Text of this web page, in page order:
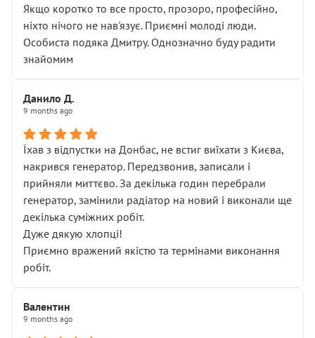
Якщо коротко то все просто, прозоро, професійно,
ніхто нічого не нав'язує. Приємні молоді люди.
Особиста подяка Дмитру. Однозначно буду радити
знайомим
Данило Д.
9 months ago
Їхав з відпустки на Донбас, не встиг виїхати з Києва,
накрився генератор. Передзвонив, записали і
прийняли миттєво. За декілька годин перебрали
генератор, замінили радіатор на новий і виконали ще
декілька суміжних робіт.
Дуже дякую хлопці!
Приємно вражений якістю та термінами виконання
робіт.
Валентин
9 months ago